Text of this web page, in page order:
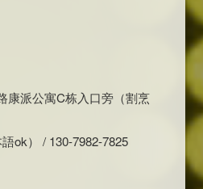
康派公寓C栋入口旁（割烹
ok） / 130-7982-7825